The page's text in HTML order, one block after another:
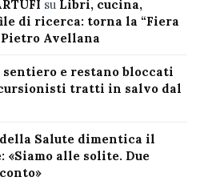
su Libri, cucina,
di ricerca: torna la “Fiera
Avellana
e restano bloccati
tratti in salvo dal
Salute dimentica il
«Siamo alle solite. Due